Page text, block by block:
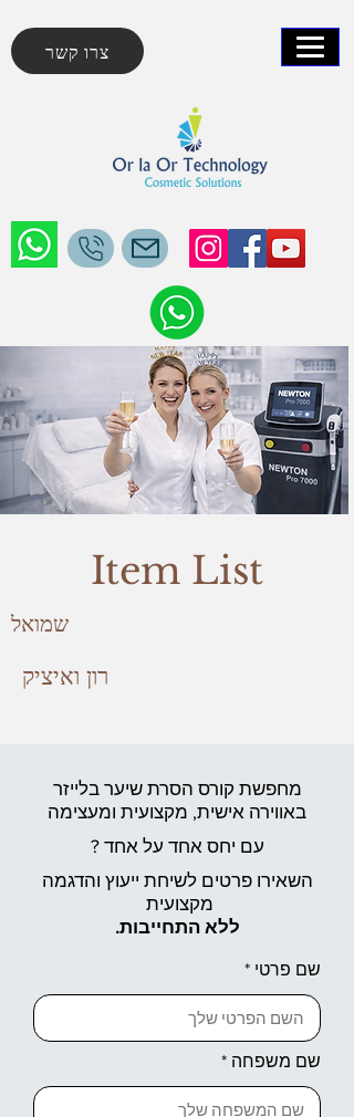
צרו קשר
Item List
שמואל
רון ואיציק
מחפשת קורס הסרת שיער בלייזר
באווירה אישית, מקצועית ומעצימה
עם יחס אחד על אחד ?
השאירו פרטים לשיחת ייעוץ והדגמה
מקצועית
ללא התחייבות.
שם פרטי
שם משפחה